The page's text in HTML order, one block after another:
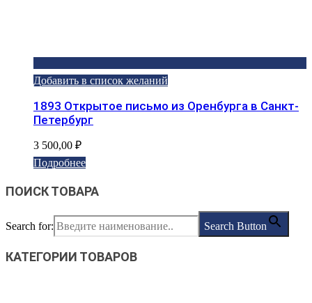
Добавить в список желаний
1893 Открытое письмо из Оренбурга в Санкт-
Петербург
3 500,00 ₽
Подробнее
ПОИСК ТОВАРА
Search for: Search Button
КАТЕГОРИИ ТОВАРОВ